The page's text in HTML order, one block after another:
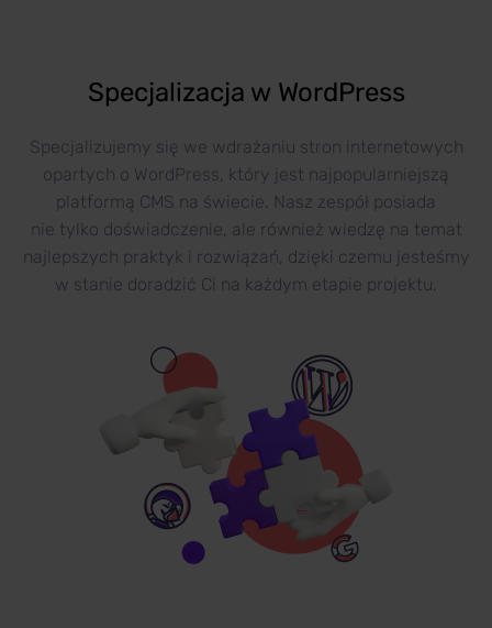
Specjalizacja w WordPress
Specjalizujemy się we wdrażaniu stron internetowych
opartych o WordPress, który jest najpopularniejszą
platformą CMS na świecie. Nasz zespół posiada
nie tylko doświadczenie, ale również wiedzę na temat
najlepszych praktyk i rozwiązań, dzięki czemu jesteśmy
w stanie doradzić Ci na każdym etapie projektu.